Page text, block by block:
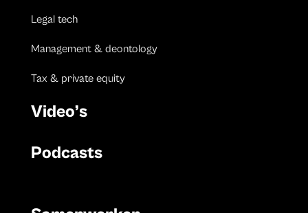
Legal tech
Management & deontology
Tax & private equity
Video’s
Podcasts